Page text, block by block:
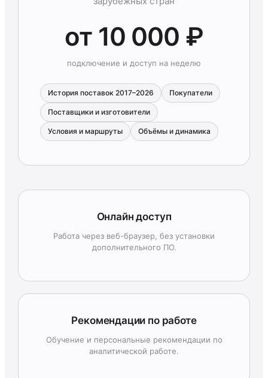
от 10 000 ₽
подключение и доступ на неделю
История поставок 2017–2026 Покупатели
Поставщики и изготовители
Условия и маршруты Объёмы и динамика
Онлайн доступ
Работа через веб-браузер, без установки
дополнительного ПО.
Рекомендации по работе
Обучение и персональные рекомендации по
аналитической работе.